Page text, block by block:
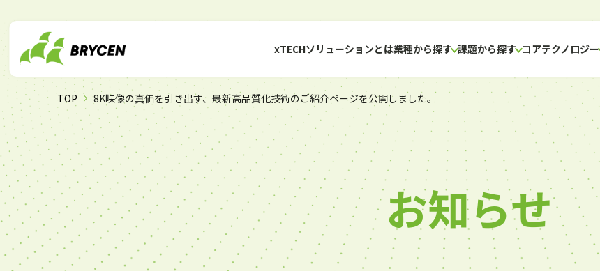
xTECHソリューションとは業種から探す 課題から探す コアテクノロジー
TOP 8K映像の真価を引き出す、最新高品質化技術のご紹介ページを公開しました。
お知らせ